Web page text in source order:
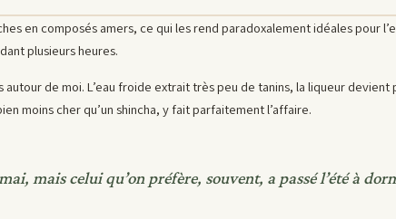
en composés amers, ce qui les rend paradoxalement idéales pour
plusieurs heures.
de moi. L’eau froide extrait très peu de tanins, la liqueur
moins cher qu’un shincha, y fait parfaitement l’affaire.
mais celui qu’on préfère, souvent, a passé l’été à